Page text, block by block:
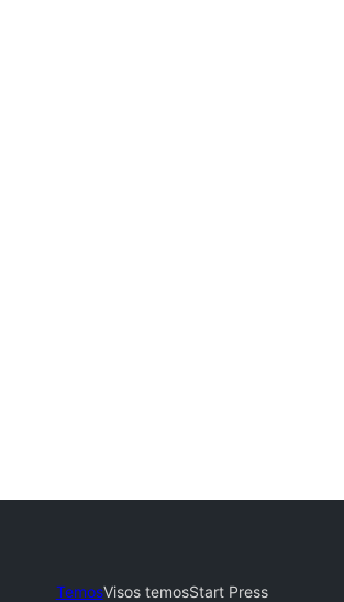
TemosVisos temosStart Press